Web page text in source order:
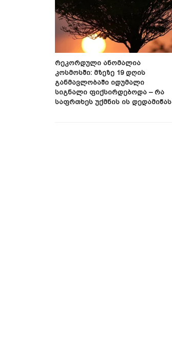
Რეკორდული Ანომალია
Კოსმოსში: Მზეზე 19 Დღის
Განმავლობაში Იდუმალი
Სიგნალი Ფიქსირდებოდა – Რა
Საფრთხეს Უქმნის Ის Დედამიწას